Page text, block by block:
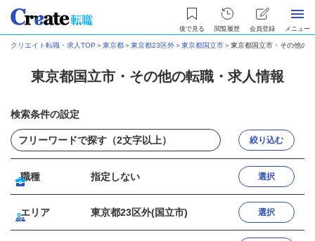
後で見る 閲覧履歴 会員登録 メニュー
クリエイト転職・求人TOP ＞東京都＞東京都23区外＞東京都国立市＞東京都国立市・その他の
東京都国立市・その他の転職・求人情報
検索条件の設定
絞り込む
職種 指定しない 選択
エリア 東京都23区外(国立市) 選択